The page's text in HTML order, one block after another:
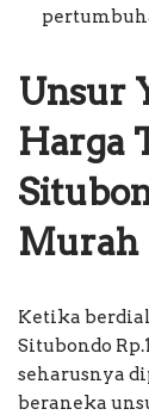
Unsur
Harga
Murah
Ketika
Situbondo
seharusnya
beraneka